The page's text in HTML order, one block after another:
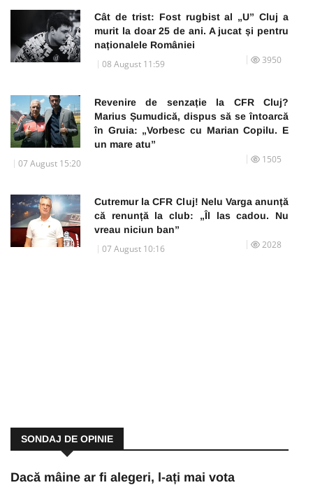
Cât de trist: Fost rugbist al „U” Cluj a
murit la doar 25 de ani. A jucat și pentru
naționalele României
08 August 11:59 3950
Revenire de senzație la CFR Cluj?
Marius Șumudică, dispus să se întoarcă
în Gruia: „Vorbesc cu Marian Copilu. E
un mare atu”
07 August 15:20 1505
Cutremur la CFR Cluj! Nelu Varga anunță
că renunță la club: „Îl las cadou. Nu
vreau niciun ban”
07 August 10:16 2028
SONDAJ DE OPINIE
Dacă mâine ar fi alegeri, l-ați mai vota